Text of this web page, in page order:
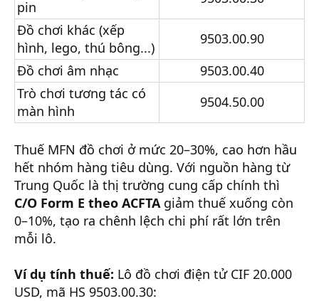
pin
Đồ chơi khác (xếp
hình, lego, thú bông...)
9503.00.90
Đồ chơi âm nhạc
9503.00.40
Trò chơi tương tác có
màn hình
9504.50.00
Thuế MFN đồ chơi ở mức 20–30%, cao hơn hầu
hết nhóm hàng tiêu dùng. Với nguồn hàng từ
Trung Quốc là thị trường cung cấp chính thì
C/O Form E theo ACFTA giảm thuế xuống còn
0–10%, tạo ra chênh lệch chi phí rất lớn trên
mỗi lô.
Ví dụ tính thuế: Lô đồ chơi điện tử CIF 20.000
USD, mã HS 9503.00.30: